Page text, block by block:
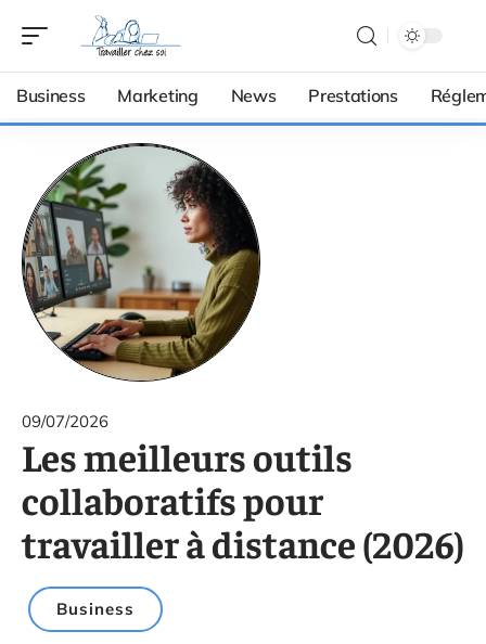
Business Marketing News Prestations
09/07/2026
Les meilleurs outils
collaboratifs pour
travailler à distance (2026)
Business